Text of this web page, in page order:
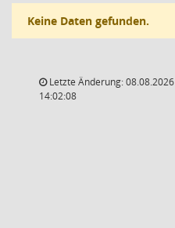
Keine Daten gefunden.
Letzte Änderung: 08.08.2026
14:02:08